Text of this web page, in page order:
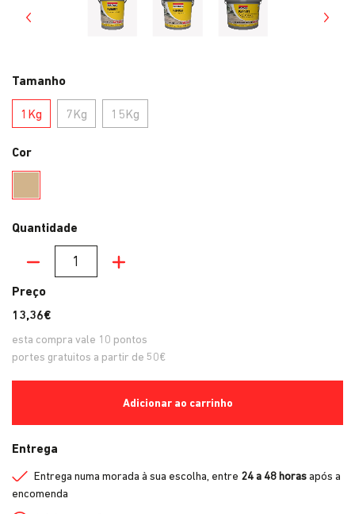
Tamanho
1Kg 7Kg 15Kg
Cor
Quantidade
Preço
13,36€
esta compra vale 10 pontos
portes gratuitos a partir de 50€
Adicionar ao carrinho
Entrega
Entrega numa morada à sua escolha, entre 24 a 48 horasapós a
encomenda